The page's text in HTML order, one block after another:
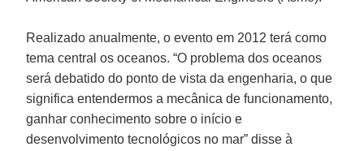
Realizado anualmente, o evento em 2012 terá como
tema central os oceanos. “O problema dos oceanos
será debatido do ponto de vista da engenharia, o que
significa entendermos a mecânica de funcionamento,
ganhar conhecimento sobre o início e
desenvolvimento tecnológicos no mar” disse à